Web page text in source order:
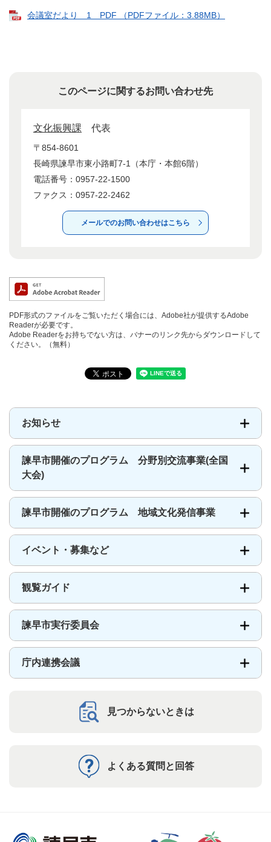
会議室だより 1 PDF （PDFファイル：3.88MB）
このページに関するお問い合わせ先
文化振興課 代表
〒854-8601
長崎県諫早市東小路町7-1（本庁・本館6階）
電話番号：0957-22-1500
ファクス：0957-22-2462
メールでのお問い合わせはこちら
PDF形式のファイルをご覧いただく場合には、Adobe社が提供するAdobe
Readerが必要です。
Adobe Readerをお持ちでない方は、バナーのリンク先からダウンロードして
ください。（無料）
お知らせ
諫早市開催のプログラム 分野別交流事業(全国
大会)
諫早市開催のプログラム 地域文化発信事業
イベント・募集など
観覧ガイド
諫早市実行委員会
庁内連携会議
見つからないときは
よくある質問と回答